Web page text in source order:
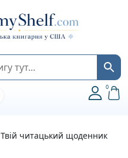
0
Твій читацький щоденник